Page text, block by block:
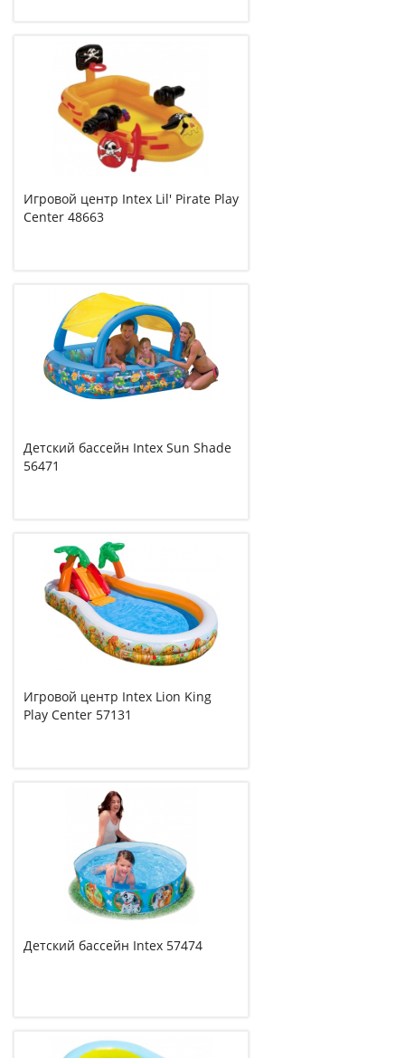
Игровой центр Intex Lil' Pirate Play
Center 48663
Детский бассейн Intex Sun Shade
56471
Игровой центр Intex Lion King
Play Center 57131
Детский бассейн Intex 57474